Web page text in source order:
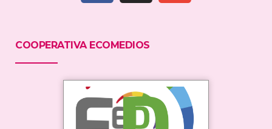
COOPERATIVA ECOMEDIOS